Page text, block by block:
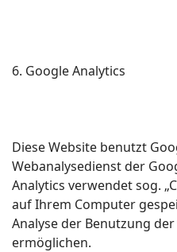
6. Google Analytics
Diese Website benutzt
Webanalysedienst der
Analytics verwendet sog.
auf Ihrem Computer
Analyse der Benutzung
ermöglichen.